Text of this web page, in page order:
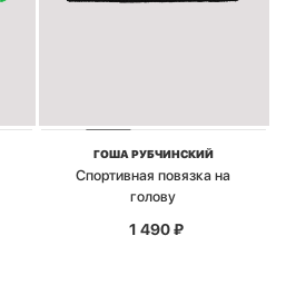
ГОША РУБЧИНСКИЙ
Спортивная повязка на
голову
1 490₽